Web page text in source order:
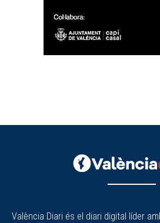
València Diari és el diari digital líder